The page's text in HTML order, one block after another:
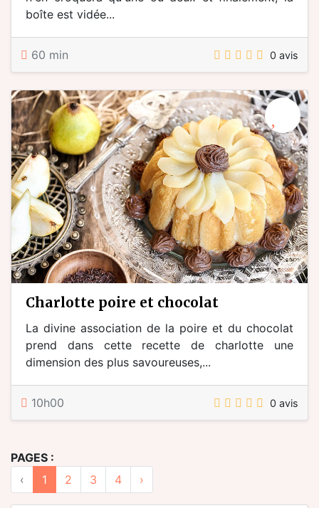
boîte est vidée...
60 min 0 avis
charlotte poire et chocolat
La divine association de la poire et du chocolat
prend dans cette recette de charlotte une
dimension des plus savoureuses,...
10h00 0 avis
PAGES :
‹
1 2 3 4 ›